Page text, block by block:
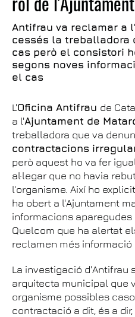
Antifrau va reclamar a
cessés la treballadora
cas però el consistori
segons noves
el cas
L'Oficina Antifrau de
a l'Ajuntament de
treballadora que va
contractacions
però aquest ho va fer
al·legar que no havia
l'organisme. Així ho
ha obert a l'Ajuntament
informacions aparegudes
Quelcom que ha alertat
reclamen més informació
La investigació d'Antifrau
arquitecta municipal que
organisme possibles
contractació a dit, és a